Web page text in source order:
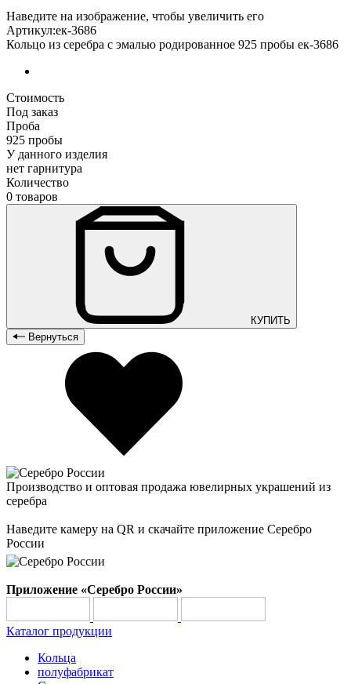
Наведите на изображение, чтобы увеличить его
Артикул:ек-3686
Кольцо из серебра с эмалью родированное 925 пробы ек-3686
Стоимость
Под заказ
Проба
925 пробы
У данного изделия
нет гарнитура
Количество
0 товаров
КУПИТЬ
Вернуться
Производство и оптовая продажа ювелирных украшений из
серебра
Наведите камеру на QR и скачайте приложение Серебро
России
Приложение «Серебро России»
Каталог продукции
Кольца
полуфабрикат